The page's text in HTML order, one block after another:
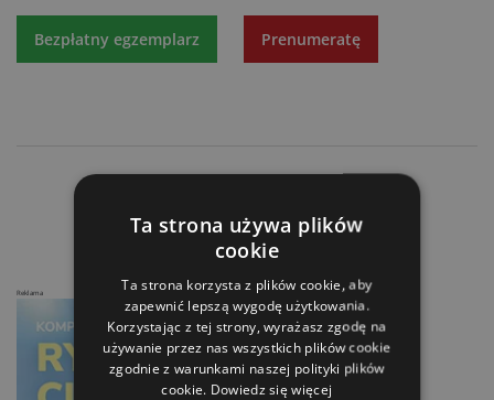
Bezpłatny egzemplarz Prenumeratę
Meprozet numerem jeden
Reklama
Ta strona używa plików
cookie
Ta strona korzysta z plików cookie, aby
zapewnić lepszą wygodę użytkowania.
Korzystając z tej strony, wyrażasz zgodę na
używanie przez nas wszystkich plików cookie
zgodnie z warunkami naszej polityki plików
cookie. Dowiedz się więcej